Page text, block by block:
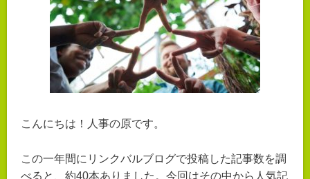
こんにちは！人事の原です。
この一年間にリンクバルブログで投稿した記事数を調
べると、約40本ありました。今回はその中から人気記